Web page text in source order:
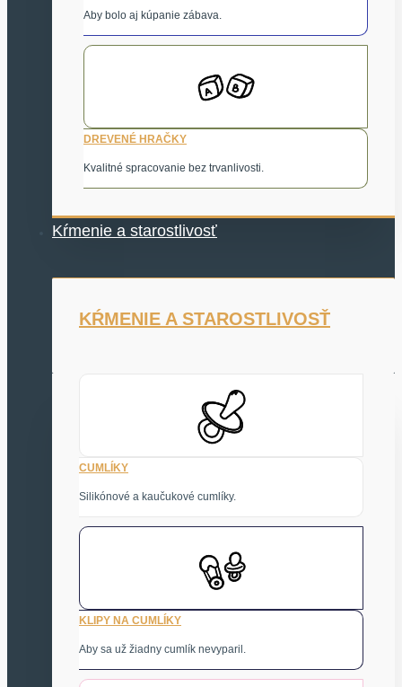
Aby bolo aj kúpanie zábava.
DREVENÉ HRAČKY
Kvalitné spracovanie bez trvanlivosti.
Kŕmenie a starostlivosť
KŔMENIE A STAROSTLIVOSŤ
CUMLÍKY
Silikónové a kaučukové cumlíky.
KLIPY NA CUMLÍKY
Aby sa už žiadny cumlík nevyparil.